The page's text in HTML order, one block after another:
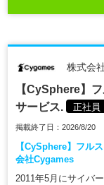
株式会
【CySphere】
サービス.
正社員
掲載終了日：2026/8/20
【CySphere】フル
会社Cygames
2011年5月にサイバ